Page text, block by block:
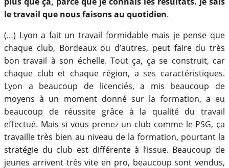
le travail que nous faisons au quotidien.
(…) Lyon a fait un travail formidable mais je pense que
chaque club, Bordeaux ou d’autres, peut faire du très
bon travail à son échelle. Tout ça, ça se construit, car
chaque club et chaque région, a ses caractéristiques.
Lyon a beaucoup de licenciés, a mis beaucoup de
moyens à un moment donné sur la formation, a eu
beaucoup de réussite grâce à la qualité du travail
effectué. Mais si vous prenez un club comme le PSG, ça
travaille très bien au niveau de la formation, pourtant la
stratégie du club est différente à l’issue. Beaucoup de
jeunes arrivent très vite en pro, beaucoup sont vendus,